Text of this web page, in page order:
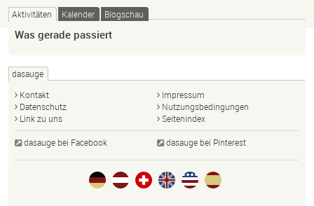
Aktivitäten Kalender Blogschau
Was gerade passiert
dasauge
Kontakt
Impressum
Datenschutz
Nutzungsbedingungen
Link zu uns
Seitenindex
dasauge bei Facebook dasauge bei Pinterest